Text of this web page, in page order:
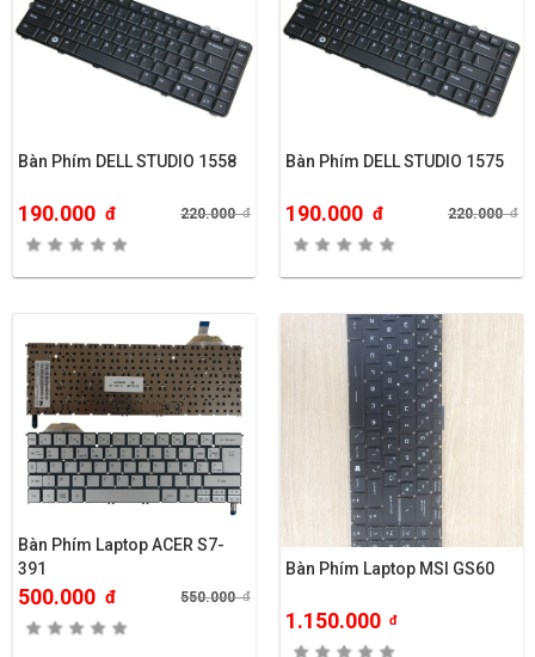
Bàn Phím DELL STUDIO 1558
190.000 đ 220.000đ
Bàn Phím DELL STUDIO 1575
190.000 đ 220.000đ
Bàn Phím Laptop ACER S7-
391
500.000 đ 550.000đ
Bàn Phím Laptop MSI GS60
1.150.000 đ